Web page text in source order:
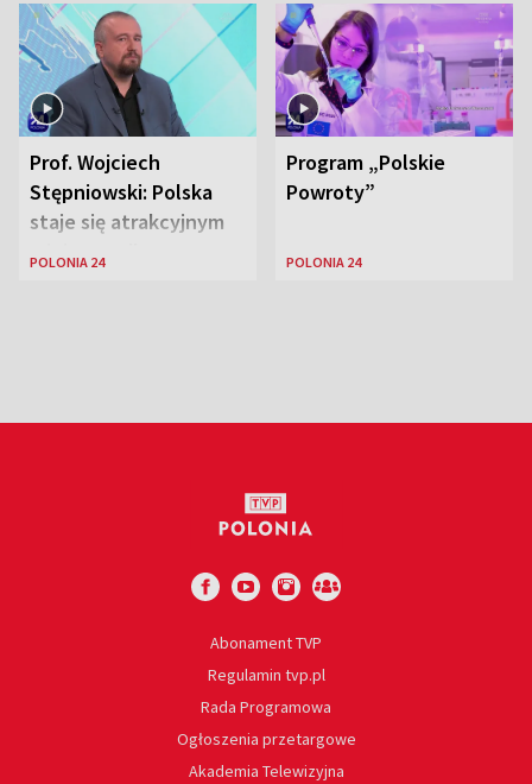
Zjednoczonych
Prof. Wojciech
Stępniowski: Polska
staje się atrakcyjnym
miejscem dla
POLONIA 24
Program „Polskie
Powroty”
POLONIA 24
Abonament TVP
Regulamin tvp.pl
Rada Programowa
Ogłoszenia przetargowe
Akademia Telewizyjna